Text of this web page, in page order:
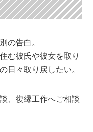
の告白。
む彼氏や彼女を取り
日々取り戻したい。
、復縁工作へご相談